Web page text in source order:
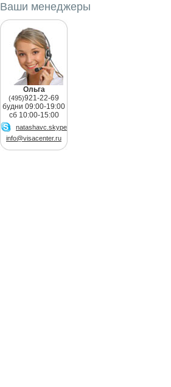
Ваши менеджеры
Ольга
(495)921-22-69
будни 09:00-19:00
сб 10:00-15:00
natashavc.skype
info@visacenter.ru